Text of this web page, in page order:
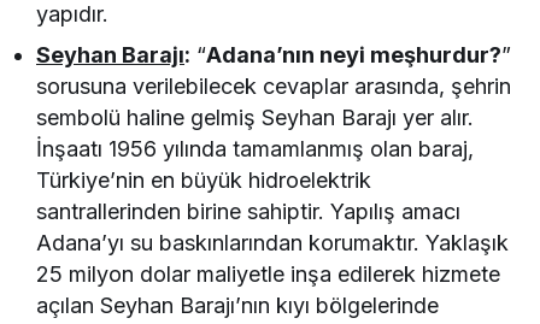
yapıdır.
Seyhan Barajı: “Adana’nın neyi meşhurdur?”
sorusuna verilebilecek cevaplar arasında, şehrin
sembolü haline gelmiş Seyhan Barajı yer alır.
İnşaatı 1956 yılında tamamlanmış olan baraj,
Türkiye’nin en büyük hidroelektrik
santrallerinden birine sahiptir. Yapılış amacı
Adana’yı su baskınlarından korumaktır. Yaklaşık
25 milyon dolar maliyetle inşa edilerek hizmete
açılan Seyhan Barajı’nın kıyı bölgelerinde